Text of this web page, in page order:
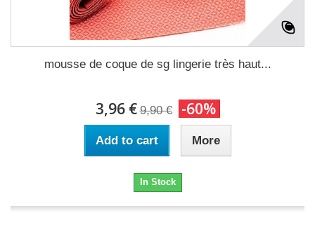
mousse de coque de sg lingerie très haut...
3,96 € 9,90 € -60%
Add to cart More
In Stock